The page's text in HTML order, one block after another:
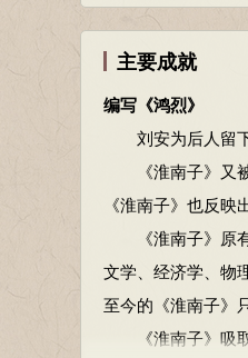
主要成就
编写《鸿烈》
刘安为后人留下
《淮南子》又被
《淮南子》也反映
《淮南子》原有“
文学、经济学、物
至今的《淮南子》
《淮南子》吸取